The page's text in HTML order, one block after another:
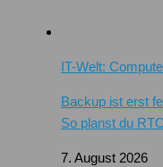
IT-Welt:
Backup ist erst
So planst du
7. August 2026